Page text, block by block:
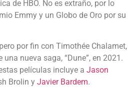
de HBO. No es extraño, por lo
Emmy y un Globo de Oro por su
por fin con Timothée Chalamet,
nueva saga, “Dune”, en 2021.
películas incluye a Jason
Brolin y Javier Bardem.